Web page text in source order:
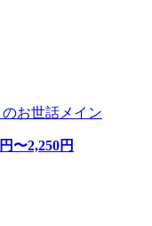
お世話メイン
円〜2,250円